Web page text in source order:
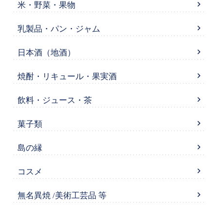
米・野菜・果物
乳製品・パン・ジャム
日本酒（地酒）
焼酎・リキュール・果実酒
飲料・ジュース・茶
菓子類
島の縁
コスメ
無名異焼 /美術工芸品 等